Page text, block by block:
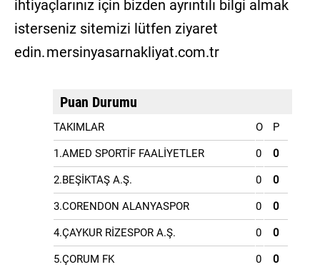
ihtiyaçlarınız için bizden ayrıntılı bilgi almak
isterseniz sitemizi lütfen ziyaret
edin.mersinyasarnakliyat.com.tr
Puan Durumu
TAKIMLAR O P
1.AMED SPORTİF FAALİYETLER 0 0
2.BEŞİKTAŞ A.Ş. 0 0
3.CORENDON ALANYASPOR 0 0
4.ÇAYKUR RİZESPOR A.Ş. 0 0
5.ÇORUM FK 0 0